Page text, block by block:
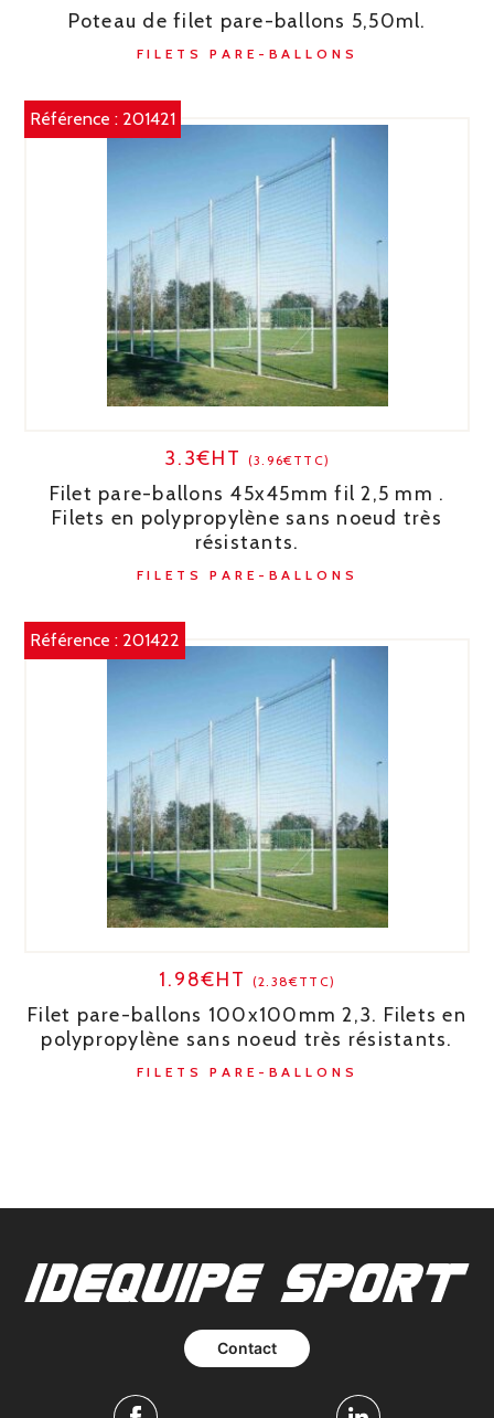
Poteau de filet pare-ballons 5,50ml.
FILETS PARE-BALLONS
Référence : 201421
3.3€HT (3.96€TTC)
Filet pare-ballons 45x45mm fil 2,5 mm .
Filets en polypropylène sans noeud très
résistants.
FILETS PARE-BALLONS
Référence : 201422
1.98€HT (2.38€TTC)
Filet pare-ballons 100x100mm 2,3. Filets en
polypropylène sans noeud très résistants.
FILETS PARE-BALLONS
Contact